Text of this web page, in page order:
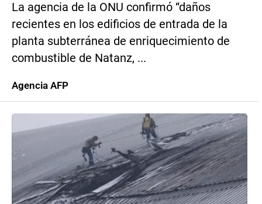
La agencia de la ONU confirmó “daños
recientes en los edificios de entrada de la
planta subterránea de enriquecimiento de
combustible de Natanz, ...
Agencia AFP